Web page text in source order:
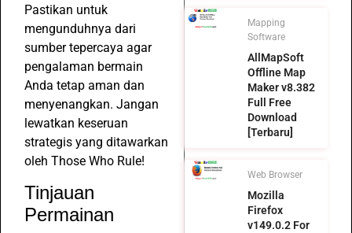
Pastikan untuk
mengunduhnya dari
sumber tepercaya agar
pengalaman bermain
Anda tetap aman dan
menyenangkan. Jangan
lewatkan keseruan
strategis yang ditawarkan
oleh Those Who Rule!
Tinjauan
Permainan
Mapping
Software
AllMapSoft
Offline Map
Maker v8.382
Full Free
Download
[Terbaru]
Web Browser
Mozilla
Firefox
v149.0.2 For